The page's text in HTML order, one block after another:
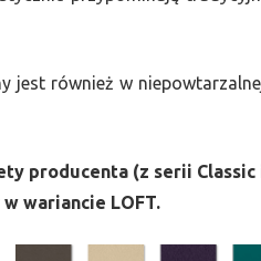
również w
producenta (z serii
wariancie LOFT.